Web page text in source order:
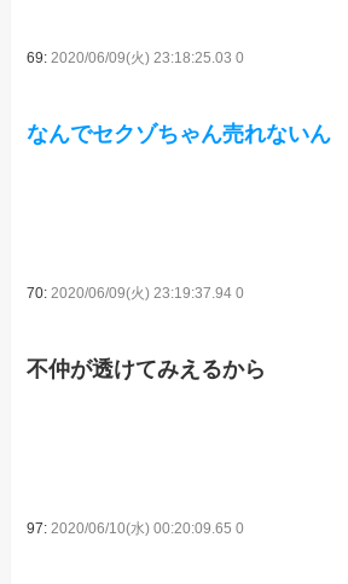
69:2020/06/09(火) 23:18:25.03 0
なんでセクゾちゃん売れないん
70:2020/06/09(火) 23:19:37.94 0
不仲が透けてみえるから
97: 2020/06/10(水) 00:20:09.65 0